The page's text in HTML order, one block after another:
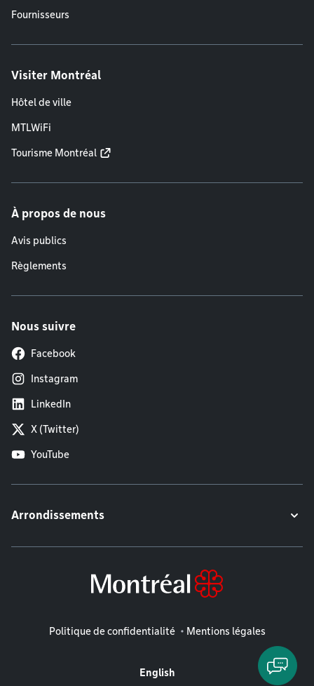
Fournisseurs
Visiter Montréal
Hôtel de ville
MTLWiFi
Tourisme Montréal
À propos de nous
Avis publics
Règlements
Nous suivre
Facebook
Instagram
LinkedIn
X (Twitter)
YouTube
Arrondissements
Mentions légales
Politique de confidentialité Mentions légales
English